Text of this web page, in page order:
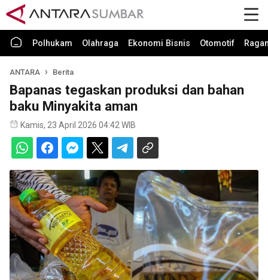
Polhukam Olahraga Ekonomi Bisnis Otomotif
ANTARA Berita
Bapanas tegaskan produksi dan bahan
baku Minyakita aman
Kamis, 23 April 2026 04:42 WIB